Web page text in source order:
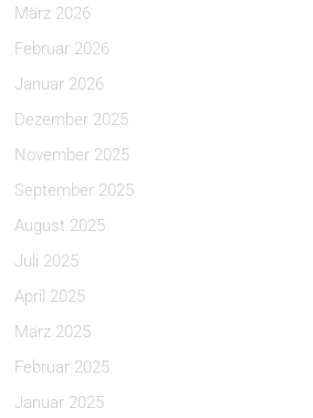
März 2026
Februar 2026
Januar 2026
Dezember 2025
November 2025
September 2025
August 2025
Juli 2025
April 2025
März 2025
Februar 2025
Januar 2025